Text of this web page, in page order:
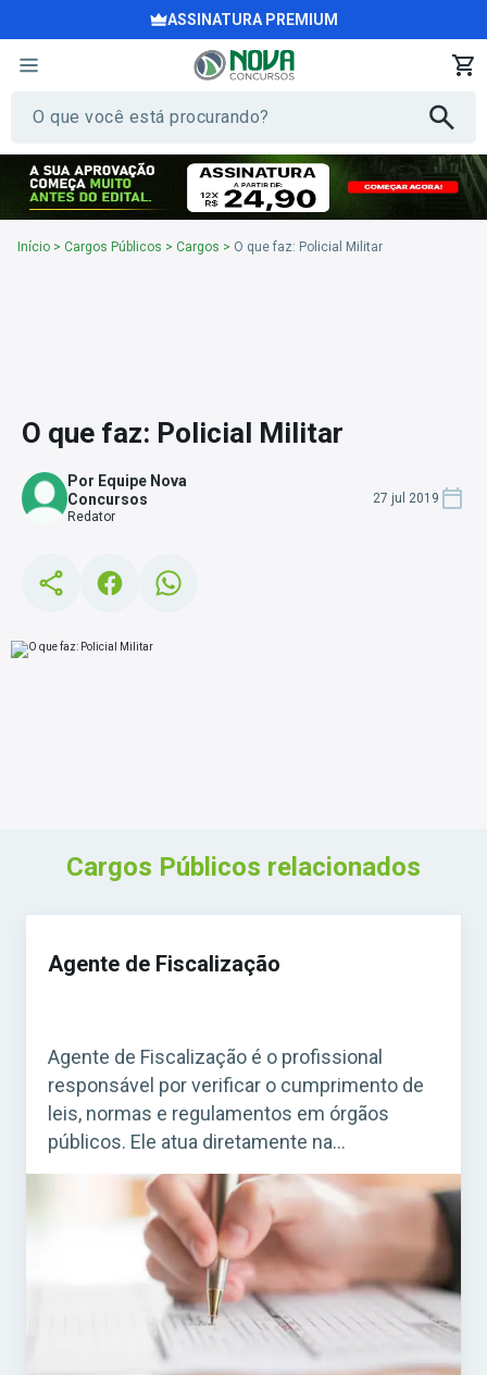
ASSINATURA PREMIUM
Início > Cargos Públicos > Cargos > O que faz: Policial Militar
O que faz: Policial Militar
Por Equipe Nova
Concursos
Redator
27 jul 2019
Cargos Públicos relacionados
Agente de Fiscalização
Agente de Fiscalização é o profissional
responsável por verificar o cumprimento de
leis, normas e regulamentos em órgãos
públicos. Ele atua diretamente na
fiscalização de estabelecimentos, obras,
serviços e atividades que precisam seguir
regras específicas. Acesse agora o Curso
Grátis INSS 2026! O cargo é bastante comum
em concursos municipais e estaduais. Para
quem busca […]